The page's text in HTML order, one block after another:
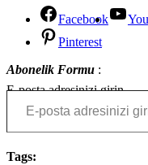
Facebook
Pinterest
Abonelik Formu :
E-posta adresinizi girin
Tags: